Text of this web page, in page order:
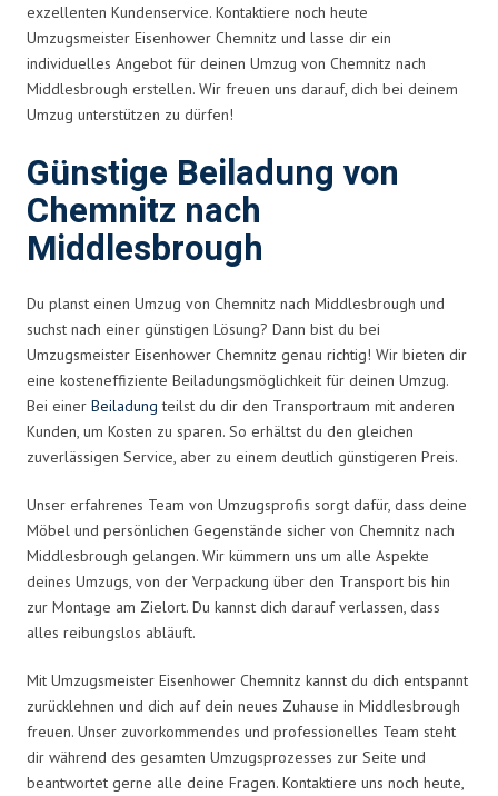
exzellenten Kundenservice. Kontaktiere noch heute
Umzugsmeister Eisenhower Chemnitz und lasse dir ein
individuelles Angebot für deinen Umzug von Chemnitz nach
Middlesbrough erstellen. Wir freuen uns darauf, dich bei deinem
Umzug unterstützen zu dürfen!
Günstige Beiladung von
Chemnitz nach
Middlesbrough
Du planst einen Umzug von Chemnitz nach Middlesbrough und
suchst nach einer günstigen Lösung? Dann bist du bei
Umzugsmeister Eisenhower Chemnitz genau richtig! Wir bieten dir
eine kosteneffiziente Beiladungsmöglichkeit für deinen Umzug.
Bei einer Beiladung teilst du dir den Transportraum mit anderen
Kunden, um Kosten zu sparen. So erhältst du den gleichen
zuverlässigen Service, aber zu einem deutlich günstigeren Preis.
Unser erfahrenes Team von Umzugsprofis sorgt dafür, dass deine
Möbel und persönlichen Gegenstände sicher von Chemnitz nach
Middlesbrough gelangen. Wir kümmern uns um alle Aspekte
deines Umzugs, von der Verpackung über den Transport bis hin
zur Montage am Zielort. Du kannst dich darauf verlassen, dass
alles reibungslos abläuft.
Mit Umzugsmeister Eisenhower Chemnitz kannst du dich entspannt
zurücklehnen und dich auf dein neues Zuhause in Middlesbrough
freuen. Unser zuvorkommendes und professionelles Team steht
dir während des gesamten Umzugsprozesses zur Seite und
beantwortet gerne alle deine Fragen. Kontaktiere uns noch heute,